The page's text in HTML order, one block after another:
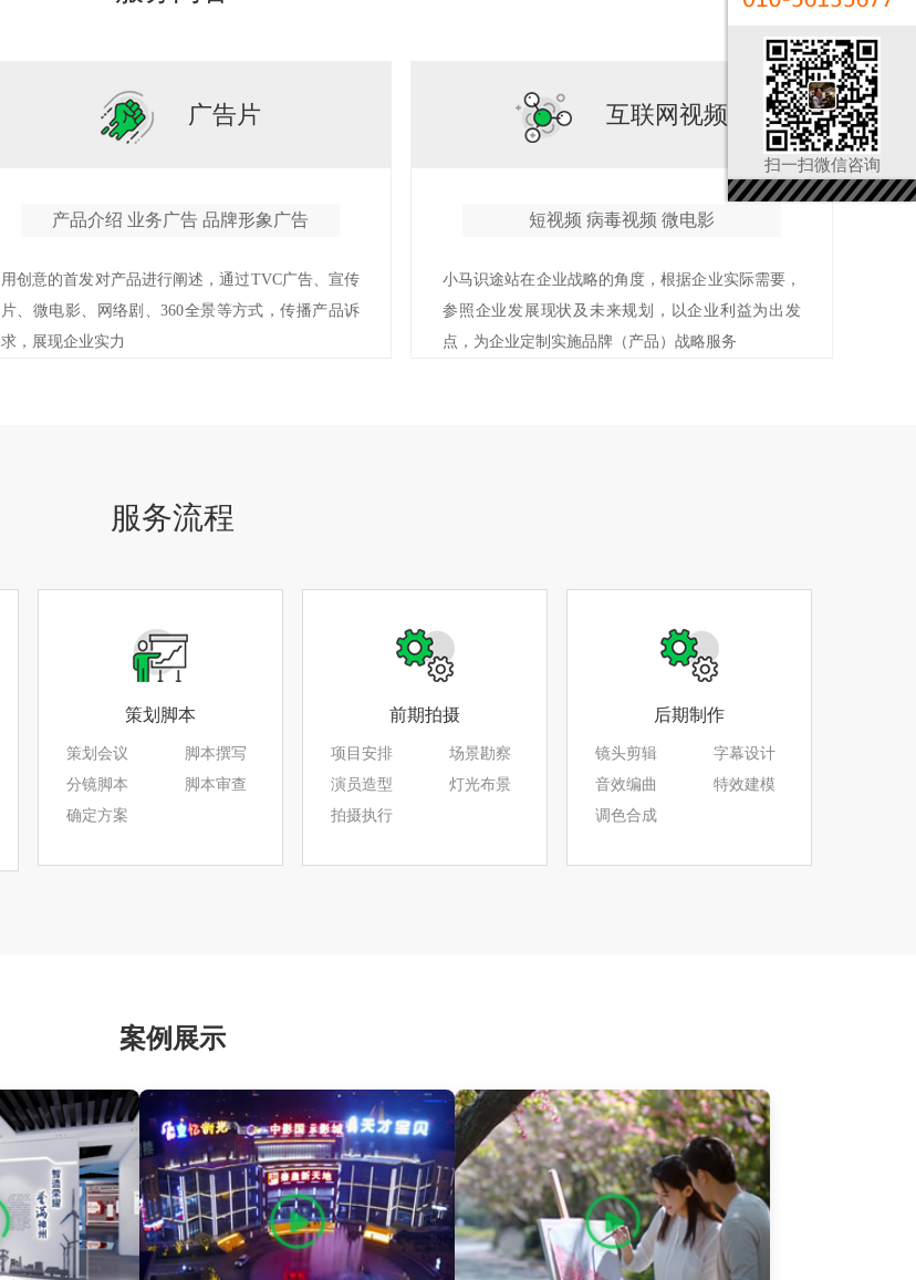
广告片
产品介绍 业务广告 品牌形象广告
用创意的首发对产品进行阐述，通过TVC广告、宣传
片、微电影、网络剧、360全景等方式，传播产品诉
求，展现企业实力
互联网视频
短视频 病毒视频 微电影
小马识途站在企业战略的角度，根据企业实际需要，
参照企业发展现状及未来规划，以企业利益为出发
点，为企业定制实施品牌（产品）战略服务
服务流程
策划脚本
策划会议
脚本撰写
分镜脚本
脚本审查
确定方案
前期拍摄
项目安排
场景勘察
演员造型
灯光布景
拍摄执行
后期制作
镜头剪辑
字幕设计
音效编曲
特效建模
调色合成
案例展示
扫一扫微信咨询